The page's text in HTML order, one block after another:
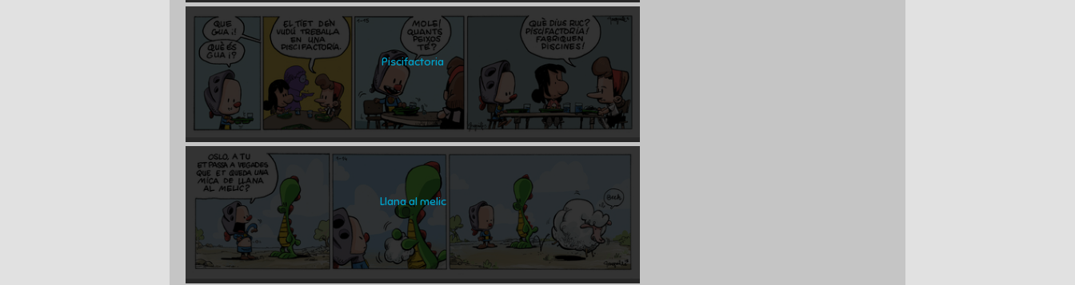
Piscifactoria
Llana al melic